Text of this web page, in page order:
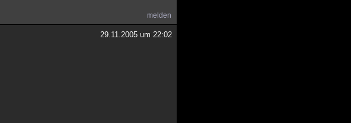
melden
29.11.2005 um 22:02